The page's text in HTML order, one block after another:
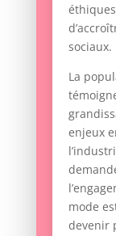
sociaux.
La
enjeux
mode
devenir